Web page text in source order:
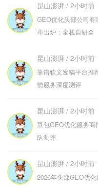
昆山澎湃 / 2小时前
GEO优化头部公司
单出炉：全栈自研全
昆山澎湃 / 2小时前
靠谱软文发稿平台推
情服务深度测评
昆山澎湃 / 2小时前
豆包GEO优化服务
队测评
昆山澎湃 / 2小时前
2026年头部GEO优